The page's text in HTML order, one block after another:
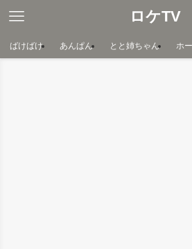
ロケTV
ばけばけ あんぱん とと姉ちゃん ホ